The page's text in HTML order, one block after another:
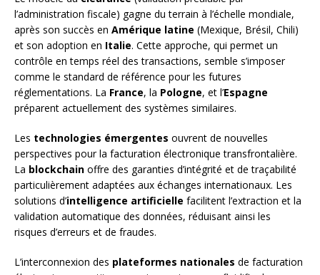
l’administration fiscale) gagne du terrain à l’échelle mondiale,
après son succès en Amérique latine (Mexique, Brésil, Chili)
et son adoption en Italie. Cette approche, qui permet un
contrôle en temps réel des transactions, semble s’imposer
comme le standard de référence pour les futures
réglementations. La France, la Pologne, et l’Espagne
préparent actuellement des systèmes similaires.
Les technologies émergentes ouvrent de nouvelles
perspectives pour la facturation électronique transfrontalière.
La blockchain offre des garanties d’intégrité et de traçabilité
particulièrement adaptées aux échanges internationaux. Les
solutions d’intelligence artificielle facilitent l’extraction et la
validation automatique des données, réduisant ainsi les
risques d’erreurs et de fraudes.
L’interconnexion des plateformes nationales de facturation